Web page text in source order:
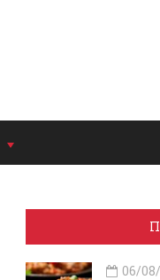
06/